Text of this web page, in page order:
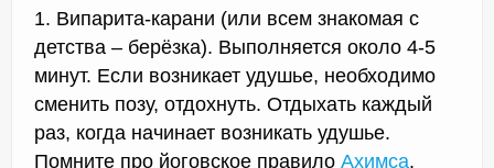
1. Випарита-карани (или всем знакомая с
детства – берёзка). Выполняется около 4-5
минут. Если возникает удушье, необходимо
сменить позу, отдохнуть. Отдыхать каждый
раз, когда начинает возникать удушье.
Помните про йоговское правило Ахимса.